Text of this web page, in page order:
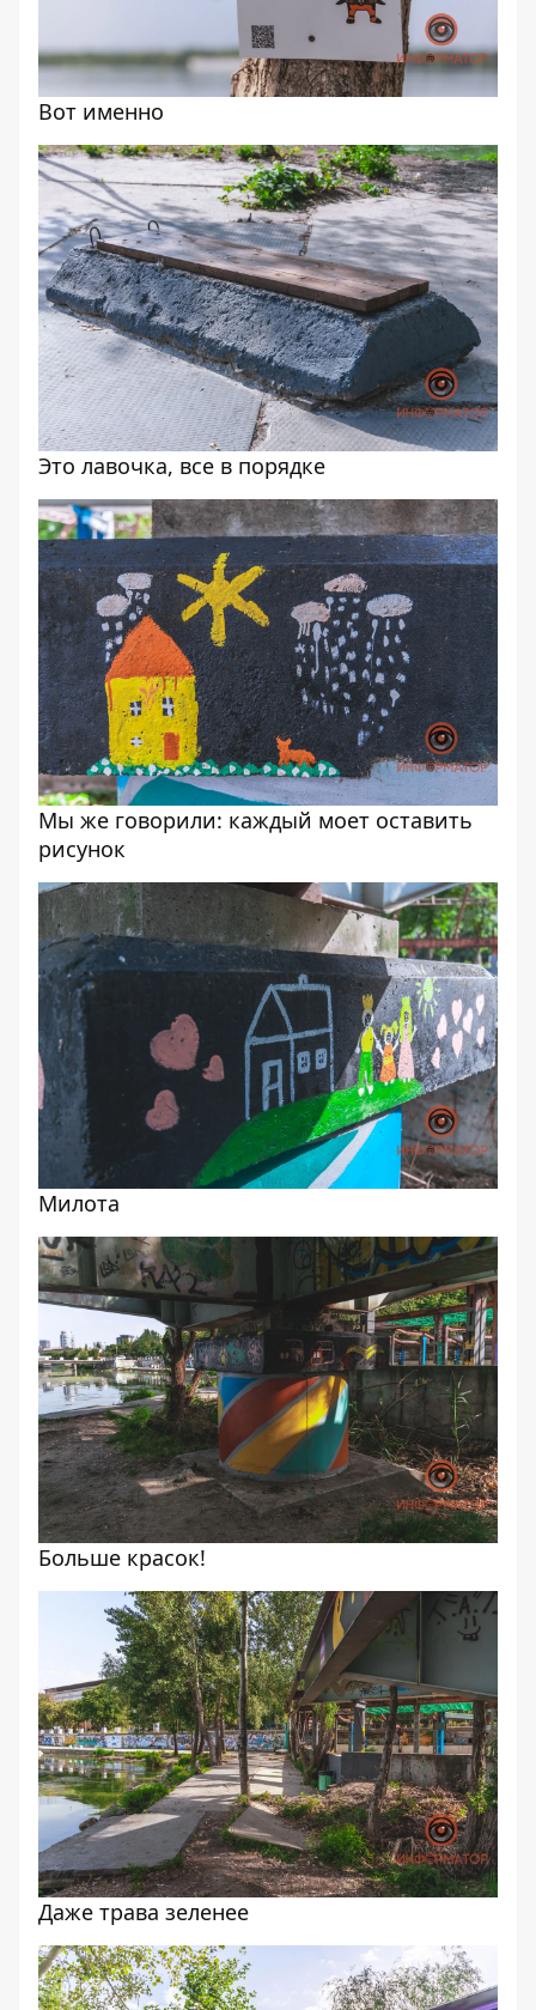
Вот именно
Это лавочка, все в порядке
Мы же говорили: каждый моет оставить
рисунок
Милота
Больше красок!
Даже трава зеленее